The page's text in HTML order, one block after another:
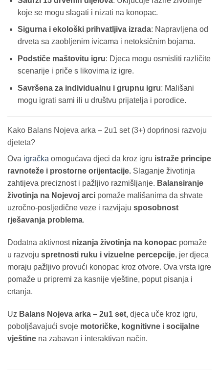
koje se mogu slagati i nizati na konopac.
Sigurna i ekološki prihvatljiva izrada: Napravljena od
drveta sa zaobljenim ivicama i netoksičnim bojama.
Podstiče maštovitu igru: Djeca mogu osmisliti različite
scenarije i priče s likovima iz igre.
Savršena za individualnu i grupnu igru: Mališani
mogu igrati sami ili u društvu prijatelja i porodice.
Kako Balans Nojeva arka – 2u1 set (3+) doprinosi razvoju
djeteta?
Ova igračka omogućava djeci da kroz igru istraže principe
ravnoteže i prostorne orijentacije. Slaganje životinja
zahtijeva preciznost i pažljivo razmišljanje. Balansiranje
životinja na Nojevoj arci pomaže mališanima da shvate
uzročno-posljedične veze i razvijaju sposobnost
rješavanja problema.
Dodatna aktivnost nizanja životinja na konopac pomaže
u razvoju spretnosti ruku i vizuelne percepcije, jer djeca
moraju pažljivo provući konopac kroz otvore. Ova vrsta igre
pomaže u pripremi za kasnije vještine, poput pisanja i
crtanja.
Uz Balans Nojeva arka – 2u1 set, djeca uče kroz igru,
poboljšavajući svoje motoričke, kognitivne i socijalne
vještine na zabavan i interaktivan način.